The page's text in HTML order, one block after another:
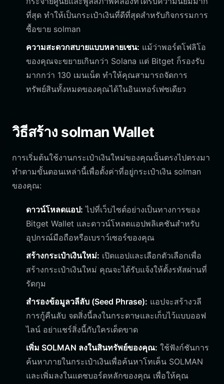
ที่สุด ทำให้เป็นกระเป๋าเงินที่ดีที่สุดสำหรับกิจกรรมการ
ซื้อขาย solman
ความสะดวกสบายแบบหลายเชน: แม้ว่าพอร์ตโฟลิโอ
ของคุณจะขยายเกินกว่า Solana แต่ Bitget ก็รองรับ
มากกว่า 130 เมนเน็ต ทำให้คุณสามารถจัดการ
ทรัพย์สินทั้งหมดของคุณได้ในอินเทอร์เฟซเดียว
วิธีสร้าง solman Wallet
การเริ่มต้นใช้งานกระเป๋าเงินใหม่ของคุณนั้นตรงไปตรงมา
ทำตามขั้นตอนเหล่านี้เพื่อตั้งค่าที่อยู่กระเป๋าเงิน solman
ของคุณ:
ดาวน์โหลดแอป: ไปที่เว็บไซต์อย่างเป็นทางการของ
Bitget Wallet และดาวน์โหลดแอปพลิเคชันสำหรับ
อุปกรณ์มือถือหรือเบราว์เซอร์ของคุณ
สร้างกระเป๋าเงินใหม่: เปิดแอปและเลือกตัวเลือกเพื่อ
สร้างกระเป๋าเงินใหม่ คุณจะได้รับแจ้งให้ตั้งรหัสผ่านที่
รัดกุม
สำรองข้อมูลวลีลับ (Seed Phrase): แอปจะสร้างวลี
การกู้คืนลับ จดสิ่งนี้ลงในกระดาษและเก็บไว้แบบออฟ
ไลน์ อย่าแชร์สิ่งนี้กับใครเด็ดขาด
เพิ่ม SOLMAN ลงในสินทรัพย์ของคุณ: ใช้ฟังก์ชันการ
ค้นหาภายในกระเป๋าเงินเพื่อค้นหาโทเค็น SOLMAN
และเพิ่มลงในแดชบอร์ดหลักของคุณ เพื่อให้คุณ